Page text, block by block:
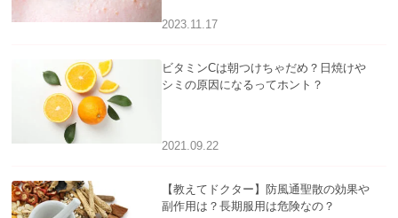
2023.11.17
ビタミンCは朝つけちゃだめ？日焼けや
シミの原因になるってホント？
2021.09.22
【教えてドクター】防風通聖散の効果や
副作用は？長期服用は危険なの？